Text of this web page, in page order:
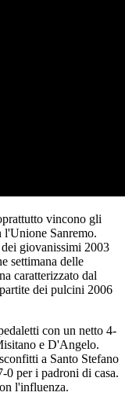
vincono gli
l'Unione Sanremo.
giovanissimi 2003
settimana delle
caratterizzato dal
dei pulcini 2006
con un netto 4-
e D'Angelo.
a Santo Stefano
0 per i padroni di casa.
l'influenza.